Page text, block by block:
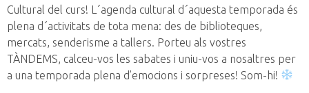
Cultural del curs! L´agenda cultural d´aquesta temporada és
plena d´activitats de tota mena: des de biblioteques,
mercats, senderisme a tallers. Porteu als vostres
TÀNDEMS, calceu-vos les sabates i uniu-vos a nosaltres per
a una temporada plena d’emocions i sorpreses! Som-hi!